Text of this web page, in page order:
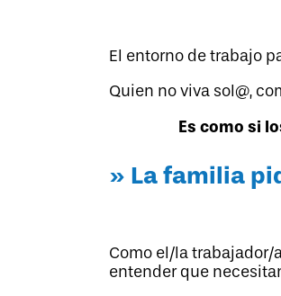
El entorno de trabajo
Quien no viva sol@,
Es como si
» La familia
Como el/la trabajador/
entender que